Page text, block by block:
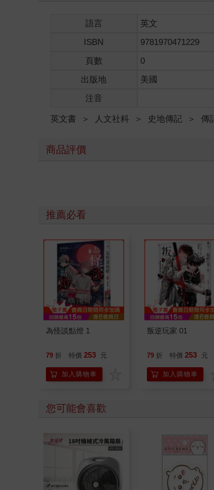
語言 英文
ISBN
9781970471229
頁數
0
出版地
美國
注音
英文書 ＞ 人文社科 ＞ 史地傳記 ＞ 傳
商品評價
推薦必看
為怪談點燈 1
79 折 特價 253 元
加入購物車
叛逆玩家 01
79 折 特價 253 元
加入購物車
您可能會喜歡